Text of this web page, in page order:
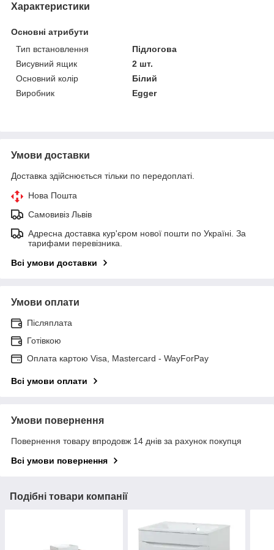
Характеристики
Основні атрибути
Тип встановлення
Підлогова
Висувний ящик
2 шт.
Основний колір
Білий
Виробник
Egger
Умови доставки
Доставка здійснюється тільки по передоплаті.
Нова Пошта
Самовивіз Львів
Адресна доставка кур'єром нової пошти по Україні. За
тарифами перевізника.
Всі умови доставки
Умови оплати
Післяплата
Готівкою
Оплата картою Visa, Mastercard - WayForPay
Всі умови оплати
Умови повернення
Повернення товару впродовж 14 днів за рахунок покупця
Всі умови повернення
Подібні товари компанії